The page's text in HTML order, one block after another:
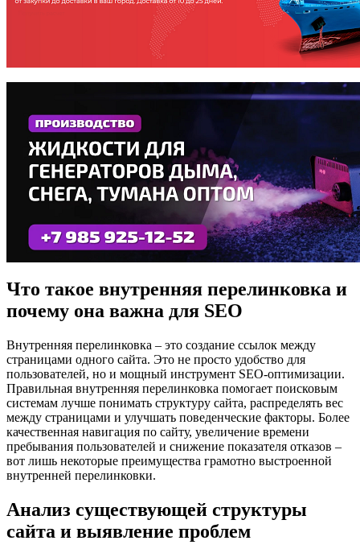
Что такое внутренняя перелинковка и
почему она важна для SEO
Внутренняя перелинковка – это создание ссылок между
страницами одного сайта. Это не просто удобство для
пользователей, но и мощный инструмент SEO-оптимизации.
Правильная внутренняя перелинковка помогает поисковым
системам лучше понимать структуру сайта, распределять вес
между страницами и улучшать поведенческие факторы. Более
качественная навигация по сайту, увеличение времени
пребывания пользователей и снижение показателя отказов –
вот лишь некоторые преимущества грамотно выстроенной
внутренней перелинковки.
Анализ существующей структуры
сайта и выявление проблем